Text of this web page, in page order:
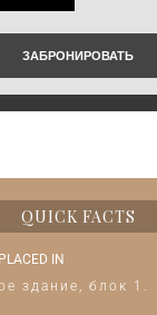
ЗАБРОНИРОВАТЬ
QUICK FACTS
IN
здание, блок 1.